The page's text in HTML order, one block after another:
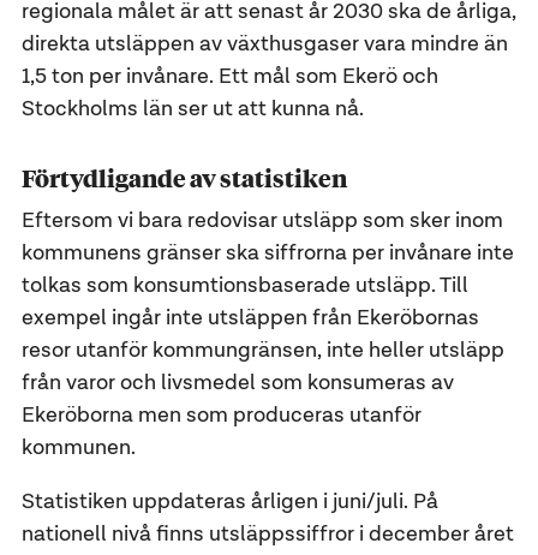
regionala målet är att senast år 2030 ska de årliga,
direkta utsläppen av växthusgaser vara mindre än
1,5 ton per invånare. Ett mål som Ekerö och
Stockholms län ser ut att kunna nå.
Förtydligande av statistiken
Eftersom vi bara redovisar utsläpp som sker inom
kommunens gränser ska siffrorna per invånare inte
tolkas som konsumtionsbaserade utsläpp. Till
exempel ingår inte utsläppen från Ekeröbornas
resor utanför kommungränsen, inte heller utsläpp
från varor och livsmedel som konsumeras av
Ekeröborna men som produceras utanför
kommunen.
Statistiken uppdateras årligen i juni/juli. På
nationell nivå finns utsläppssiffror i december året